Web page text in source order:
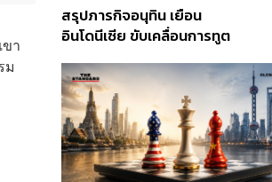
า
ม
สรุปภารกิจอนุทิน เยือน
อินโดนีเซีย ขับเคลื่อนการทูต
ส่วนยุทธศาสตร์ไทย –
อินโดนีเซีย